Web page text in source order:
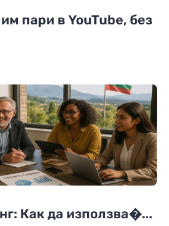
пари в YouTube, без
Как да използва�...